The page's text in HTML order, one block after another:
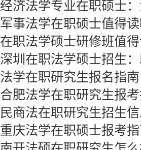
经济法学专业在职硕士
军事法学在职硕士值得
在职法学硕士研修班值得
深圳在职法学硕士招生
法学在职研究生报名指
合肥法学在职研究生报
民商法在职研究生招生信
重庆法学在职硕士报考